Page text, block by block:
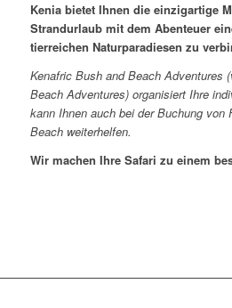
Kenia bietet Ihnen die einzigartige
Strandurlaub mit dem Abenteuer
tierreichen Naturparadiesen zu
Kenafric Bush and Beach Adventures
Beach Adventures) organisiert Ihre
kann Ihnen auch bei der Buchung von
Beach weiterhelfen.
Wir machen Ihre Safari zu einem